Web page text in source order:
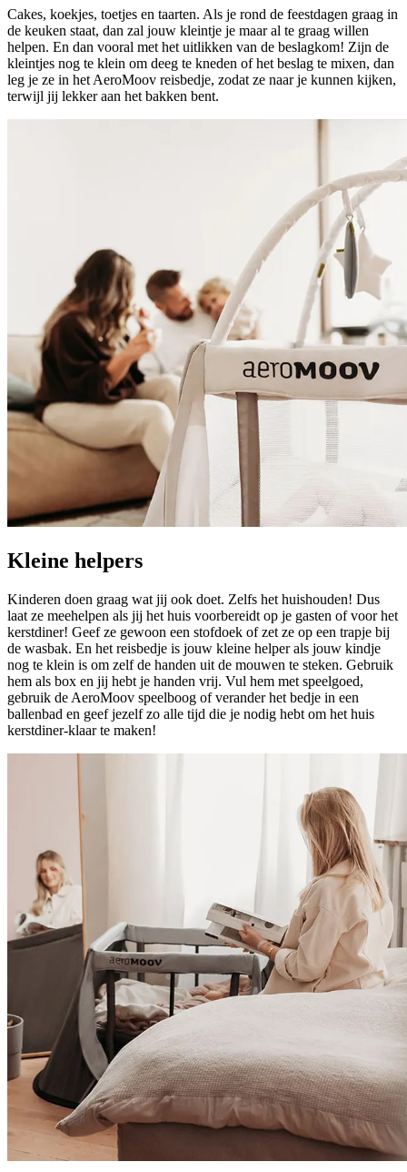
Cakes, koekjes, toetjes en taarten. Als je rond de feestdagen graag in
de keuken staat, dan zal jouw kleintje je maar al te graag willen
helpen. En dan vooral met het uitlikken van de beslagkom! Zijn de
kleintjes nog te klein om deeg te kneden of het beslag te mixen, dan
leg je ze in het AeroMoov reisbedje, zodat ze naar je kunnen kijken,
terwijl jij lekker aan het bakken bent.
Kleine helpers
Kinderen doen graag wat jij ook doet. Zelfs het huishouden! Dus
laat ze meehelpen als jij het huis voorbereidt op je gasten of voor het
kerstdiner! Geef ze gewoon een stofdoek of zet ze op een trapje bij
de wasbak. En het reisbedje is jouw kleine helper als jouw kindje
nog te klein is om zelf de handen uit de mouwen te steken. Gebruik
hem als box en jij hebt je handen vrij. Vul hem met speelgoed,
gebruik de AeroMoov speelboog of verander het bedje in een
ballenbad en geef jezelf zo alle tijd die je nodig hebt om het huis
kerstdiner-klaar te maken!